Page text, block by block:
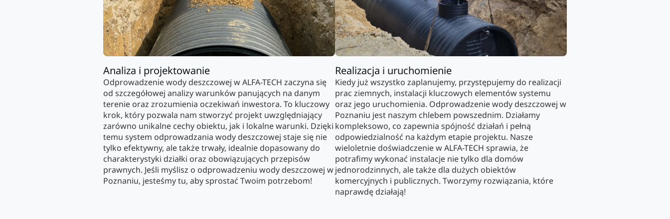
Analiza i projektowanie
Odprowadzenie wody deszczowej w ALFA-TECH zaczyna się
od szczegółowej analizy warunków panujących na danym
terenie oraz zrozumienia oczekiwań inwestora. To kluczowy
krok, który pozwala nam stworzyć projekt uwzględniający
zarówno unikalne cechy obiektu, jak i lokalne warunki. Dzięki
temu system odprowadzania wody deszczowej staje się nie
tylko efektywny, ale także trwały, idealnie dopasowany do
charakterystyki działki oraz obowiązujących przepisów
prawnych. Jeśli myślisz o odprowadzeniu wody deszczowej w
Poznaniu, jesteśmy tu, aby sprostać Twoim potrzebom!
Realizacja i uruchomienie
Kiedy już wszystko zaplanujemy, przystępujemy do realizacji
prac ziemnych, instalacji kluczowych elementów systemu
oraz jego uruchomienia. Odprowadzenie wody deszczowej w
Poznaniu jest naszym chlebem powszednim. Działamy
kompleksowo, co zapewnia spójność działań i pełną
odpowiedzialność na każdym etapie projektu. Nasze
wieloletnie doświadczenie w ALFA-TECH sprawia, że
potrafimy wykonać instalacje nie tylko dla domów
jednorodzinnych, ale także dla dużych obiektów
komercyjnych i publicznych. Tworzymy rozwiązania, które
naprawdę działają!